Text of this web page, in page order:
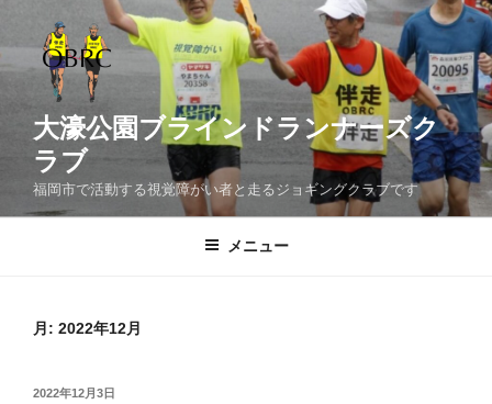
テ
ッ
大濠公園ブラインドランナーズク
ラブ
福岡市で活動する視覚障がい者と走るジョギングクラブです
メニュー
月: 2022年12月
投
2022年12月3日